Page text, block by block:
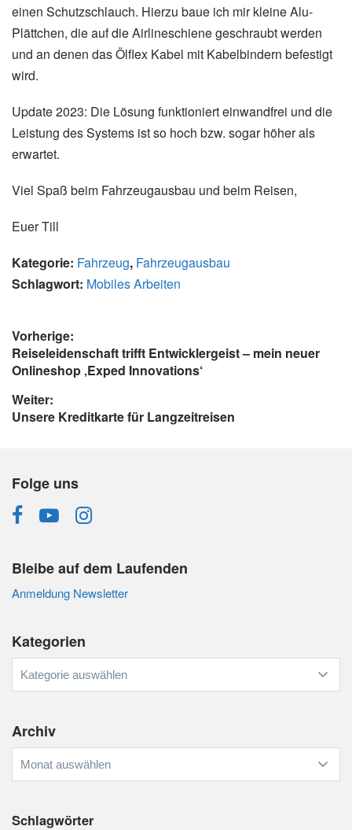
einen Schutzschlauch. Hierzu baue ich mir kleine Alu-
Plättchen, die auf die Airlineschiene geschraubt werden
und an denen das Ölflex Kabel mit Kabelbindern befestigt
wird.
Update 2023: Die Lösung funktioniert einwandfrei und die
Leistung des Systems ist so hoch bzw. sogar höher als
erwartet.
Viel Spaß beim Fahrzeugausbau und beim Reisen,
Euer Till
Kategorie: Fahrzeug, Fahrzeugausbau
Schlagwort: Mobiles Arbeiten
Beitragsnavigation
Vorherige:
Vorheriger
Beitrag:
Reiseleidenschaft trifft Entwicklergeist – mein neuer
Onlineshop ‚Exped Innovations‘
Weiter:
Nächster
Unsere Kreditkarte für Langzeitreisen
Folge uns
Bleibe auf dem Laufenden
Anmeldung Newsletter
Kategorien
Kategorien
Archiv
Schlagwörter